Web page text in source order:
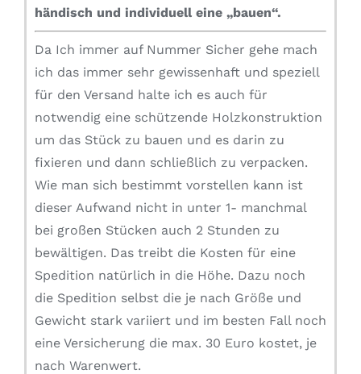
händisch und individuell eine „bauen“.
Da Ich immer auf Nummer Sicher gehe mach
ich das immer sehr gewissenhaft und speziell
für den Versand halte ich es auch für
notwendig eine schützende Holzkonstruktion
um das Stück zu bauen und es darin zu
fixieren und dann schließlich zu verpacken.
Wie man sich bestimmt vorstellen kann ist
dieser Aufwand nicht in unter 1- manchmal
bei großen Stücken auch 2 Stunden zu
bewältigen. Das treibt die Kosten für eine
Spedition natürlich in die Höhe. Dazu noch
die Spedition selbst die je nach Größe und
Gewicht stark variiert und im besten Fall noch
eine Versicherung die max. 30 Euro kostet, je
nach Warenwert.